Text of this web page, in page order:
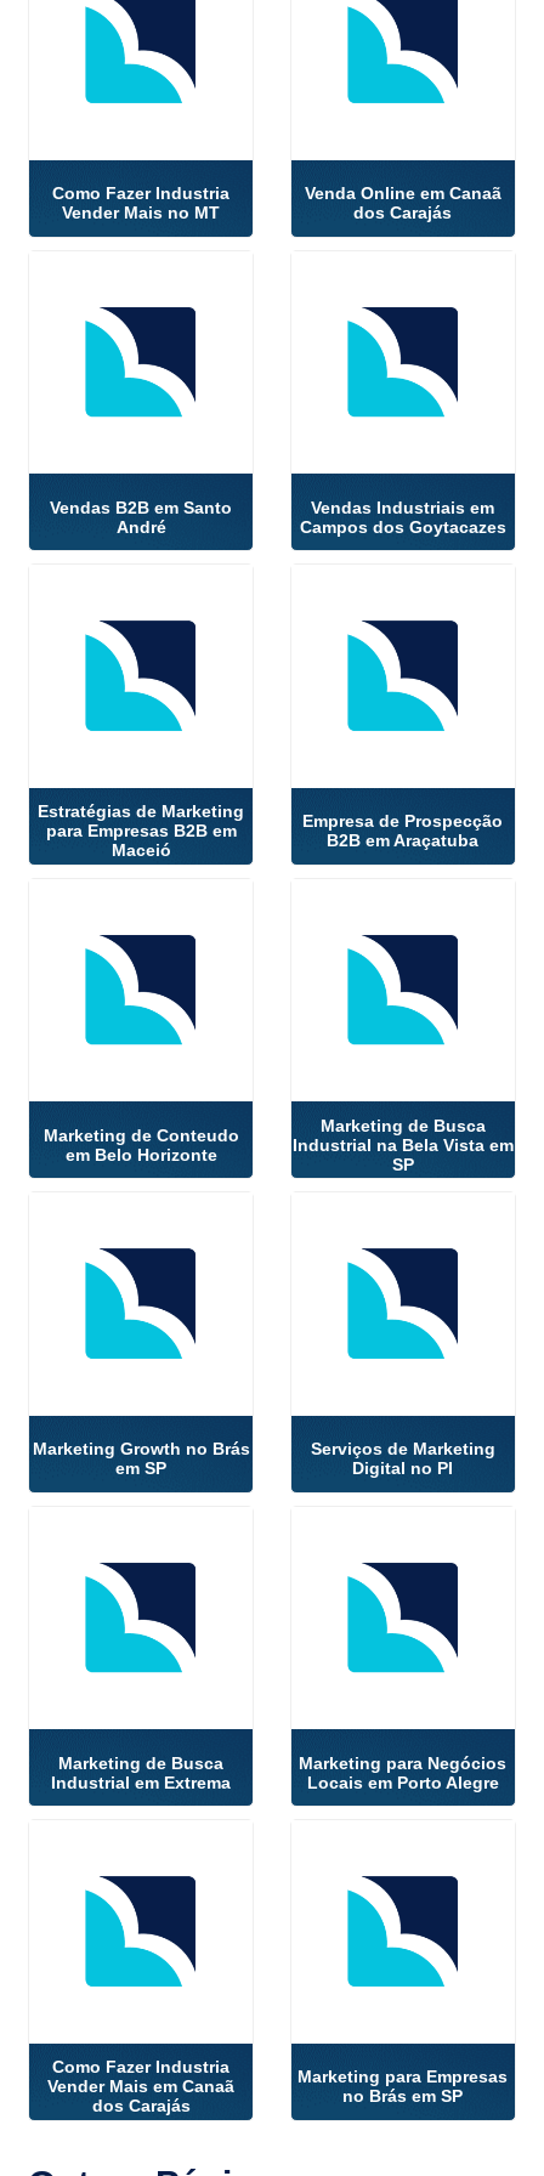
Como Fazer Industria
Vender Mais no MT
Venda Online em Canaã
dos Carajás
Vendas B2B em Santo
André
Vendas Industriais em
Campos dos Goytacazes
Estratégias de Marketing
para Empresas B2B em
Maceió
Empresa de Prospecção
B2B em Araçatuba
Marketing de Conteudo
em Belo Horizonte
Marketing de Busca
Industrial na Bela Vista em
SP
Marketing Growth no Brás
em SP
Serviços de Marketing
Digital no PI
Marketing de Busca
Industrial em Extrema
Marketing para Negócios
Locais em Porto Alegre
Como Fazer Industria
Vender Mais em Canaã
dos Carajás
Marketing para Empresas
no Brás em SP